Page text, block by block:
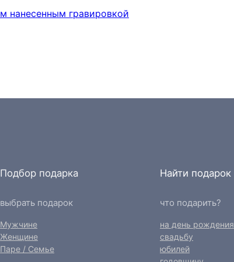
Подбор подарка
выбрать подарок
Мужчине
Женщине
Паре / Семье
Найти подарок
что подарить?
на день рождения
свадьбу
юбилей